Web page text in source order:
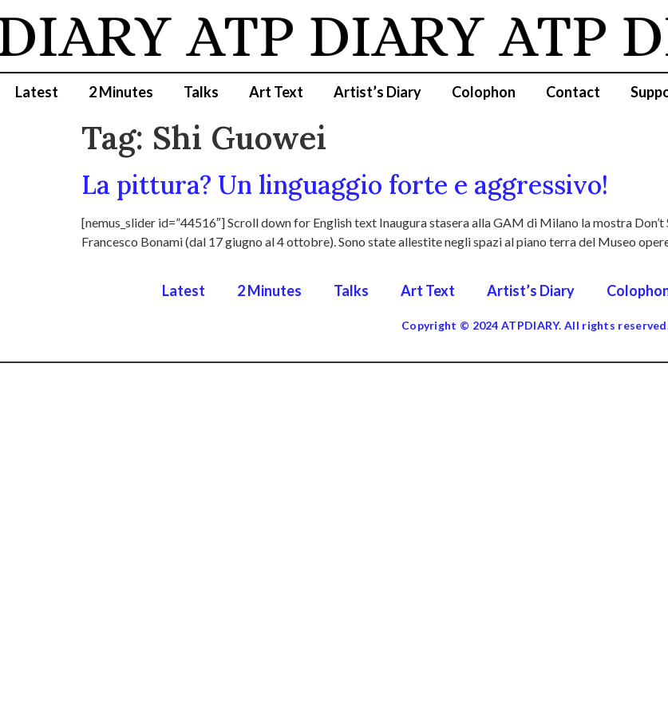
ATP DIARY ATP
Latest 2 Minutes Talks Art Text Artist’s Diary Colophon Contact
Tag: Shi Guowei
La pittura? Un linguaggio forte e aggressivo!
[nemus_slider id=”44516″] Scroll down for English text Inaugura stasera alla GAM di Milano la mostra
Francesco Bonami (dal 17 giugno al 4 ottobre). Sono state allestite negli spazi al piano terra del Museo
Latest 2 Minutes Talks Art Text Artist’s Diary
Copyright © 2024 ATPDIARY. All rights